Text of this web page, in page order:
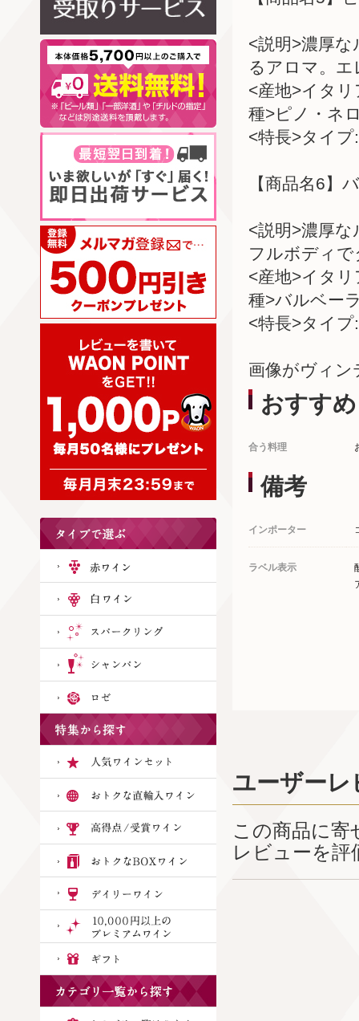
<説明>濃厚
るアロマ。
<産地>イタ
種>ピノ・ネ
<特長>タイ
【商品名6】
<説明>濃厚
フルボディ
<産地>イタ
種>バルベー
<特長>タイ
画像がヴィン
おすすめ
合う料理
備考
インポーター
ラベル表示
ユーザーレ
この商品に
レビューを評